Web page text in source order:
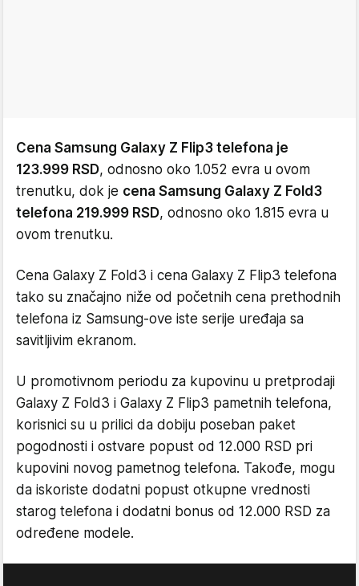
Cena Samsung Galaxy Z Flip3 telefona je
123.999 RSD, odnosno oko 1.052 evra u ovom
trenutku, dok je cena Samsung Galaxy Z Fold3
telefona 219.999 RSD, odnosno oko 1.815 evra u
ovom trenutku.
Cena Galaxy Z Fold3 i cena Galaxy Z Flip3 telefona
tako su značajno niže od početnih cena prethodnih
telefona iz Samsung-ove iste serije uređaja sa
savitljivim ekranom.
U promotivnom periodu za kupovinu u pretprodaji
Galaxy Z Fold3 i Galaxy Z Flip3 pametnih telefona,
korisnici su u prilici da dobiju poseban paket
pogodnosti i ostvare popust od 12.000 RSD pri
kupovini novog pametnog telefona. Takođe, mogu
da iskoriste dodatni popust otkupne vrednosti
starog telefona i dodatni bonus od 12.000 RSD za
određene modele.